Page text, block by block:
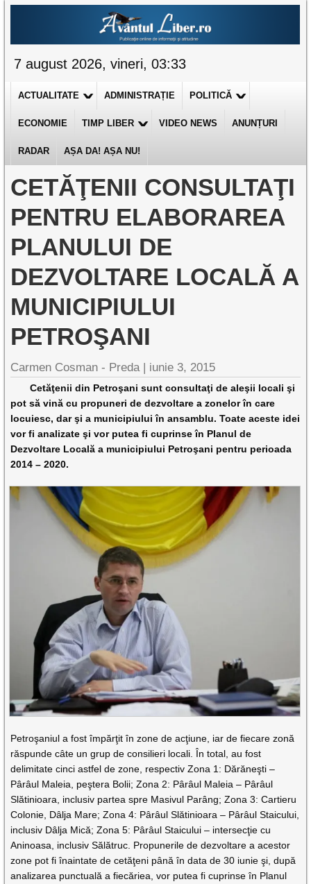
7 august 2026, vineri, 03:33
ACTUALITATE ADMINISTRAȚIE POLITICĂ
ECONOMIE TIMP LIBER VIDEO NEWS ANUNȚURI
RADAR AȘA DA! AȘA NU!
CETĂŢENII CONSULTAŢI
PENTRU ELABORAREA
PLANULUI DE
DEZVOLTARE LOCALĂ A
MUNICIPIULUI
PETROŞANI
Carmen Cosman - Preda | iunie 3, 2015
Cetăţenii din Petroşani sunt consultaţi de aleşii locali şi
pot să vină cu propuneri de dezvoltare a zonelor în care
locuiesc, dar şi a municipiului în ansamblu. Toate aceste idei
vor fi analizate şi vor putea fi cuprinse în Planul de
Dezvoltare Locală a municipiului Petroşani pentru perioada
2014 – 2020.
Petroşaniul a fost împărţit în zone de acţiune, iar de fiecare zonă
răspunde câte un grup de consilieri locali. În total, au fost
delimitate cinci astfel de zone, respectiv Zona 1: Dărăneşti –
Pârâul Maleia, peştera Bolii; Zona 2: Pârâul Maleia – Pârâul
Slătinioara, inclusiv partea spre Masivul Parâng; Zona 3: Cartieru
Colonie, Dâlja Mare; Zona 4: Pârâul Slătinioara – Pârâul Staicului,
inclusiv Dâlja Mică; Zona 5: Pârâul Staicului – intersecţie cu
Aninoasa, inclusiv Sălătruc. Propunerile de dezvoltare a acestor
zone pot fi înaintate de cetăţeni până în data de 30 iunie şi, după
analizarea punctuală a fiecăriea, vor putea fi cuprinse în Planul